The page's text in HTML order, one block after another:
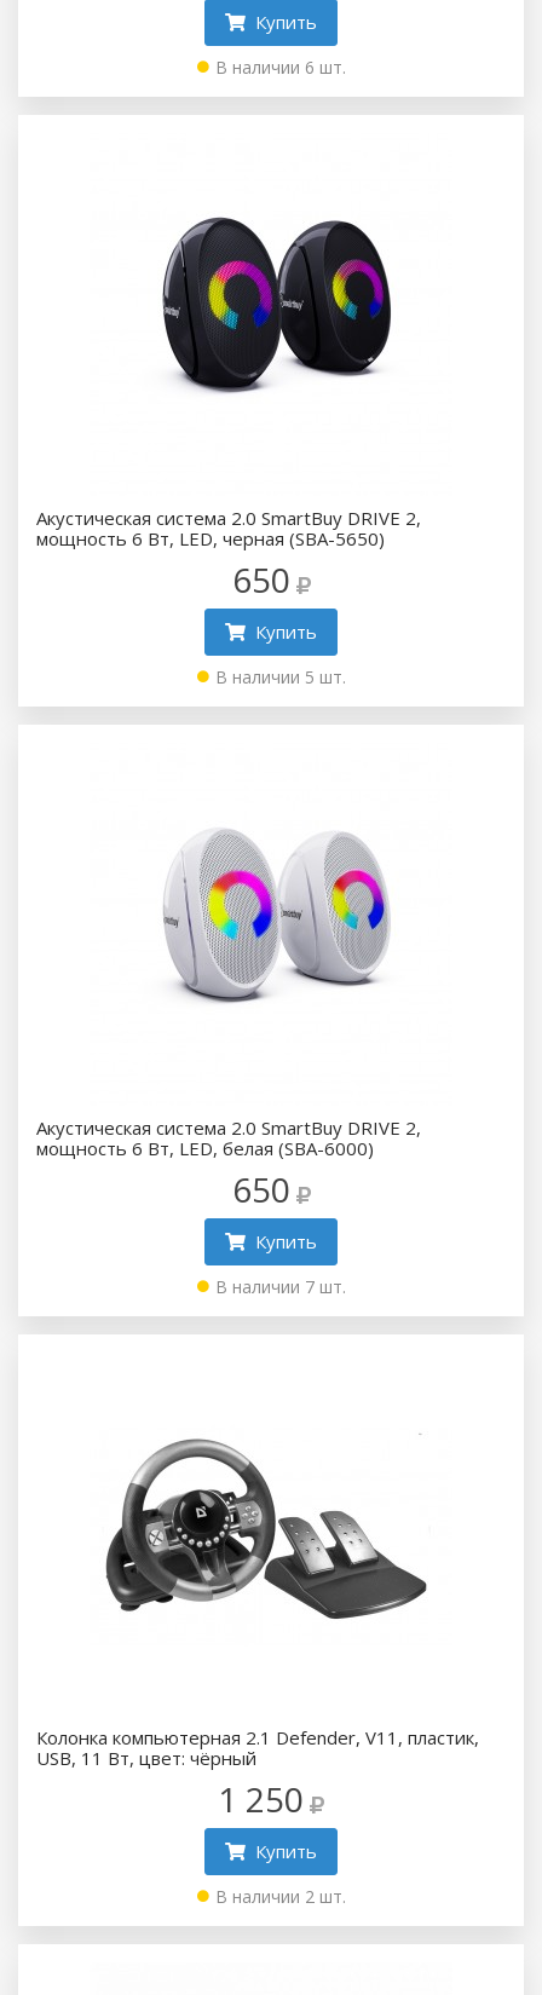
Купить
В наличии 6 шт.
Акустическая система 2.0 SmartBuy DRIVE 2,
мощность 6 Вт, LED, черная (SBA-5650)
650
Купить
В наличии 5 шт.
Акустическая система 2.0 SmartBuy DRIVE 2,
мощность 6 Вт, LED, белая (SBA-6000)
650
Купить
В наличии 7 шт.
Колонка компьютерная 2.1 Defender, V11, пластик,
USB, 11 Вт, цвет: чёрный
1 250
Купить
В наличии 2 шт.